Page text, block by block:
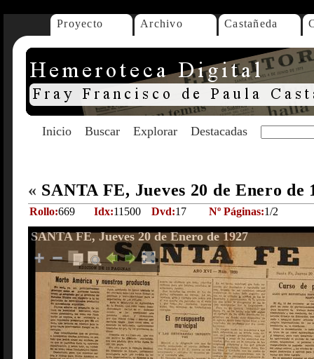
Proyecto Archivo Castañeda
Inicio Buscar Explorar Destacadas
« SANTA FE, Jueves 20 de Enero de
Rollo:669 Idx:11500 Dvd:17 Nº Páginas:1/2
SANTA FE, Jueves 20 de Enero de 1927